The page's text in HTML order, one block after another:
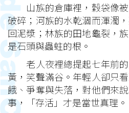
山族的倉庫裡，穀袋像被
破碎；河族的水乾涸而渾濁
回泥漿；林族的田地龜裂，
是石頭與蟲蛀的根。
老人夜裡總提起七年前的
黃，笑聲滿谷。年輕人卻只
餓、爭奪與失落，對他們來
事，「存活」才是當世真理。